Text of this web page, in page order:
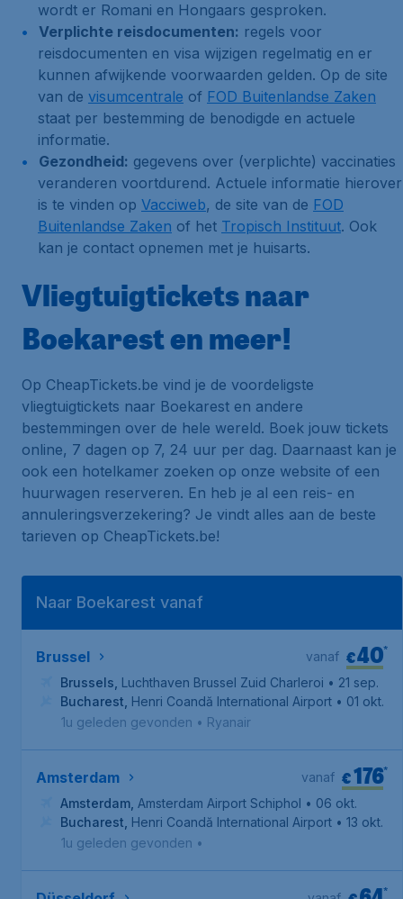
wordt er Romani en Hongaars gesproken.
Verplichte reisdocumenten: regels voor
reisdocumenten en visa wijzigen regelmatig en er
kunnen afwijkende voorwaarden gelden. Op de site
van de visumcentrale of FOD Buitenlandse Zaken
staat per bestemming de benodigde en actuele
informatie.
Gezondheid: gegevens over (verplichte) vaccinaties
veranderen voortdurend. Actuele informatie hierover
is te vinden op Vacciweb, de site van de FOD
Buitenlandse Zaken of het Tropisch Instituut. Ook
kan je contact opnemen met je huisarts.
Vliegtuigtickets naar
Boekarest en meer!
Op CheapTickets.be vind je de voordeligste
vliegtuigtickets naar Boekarest en andere
bestemmingen over de hele wereld. Boek jouw tickets
online, 7 dagen op 7, 24 uur per dag. Daarnaast kan je
ook een hotelkamer zoeken op onze website of een
huurwagen reserveren. En heb je al een reis- en
annuleringsverzekering? Je vindt alles aan de beste
tarieven op CheapTickets.be!
Naar Boekarest vanaf
Brussel €40*
vanaf
Brussels Luchthaven Brussel Zuid Charleroi • 21 sep.
Bucharest Henri Coandă International Airport • 01 okt.
1u geleden gevonden • Ryanair
Amsterdam €176*
vanaf
Amsterdam Amsterdam Airport Schiphol • 06 okt.
Bucharest Henri Coandă International Airport • 13 okt.
1u geleden gevonden •
*